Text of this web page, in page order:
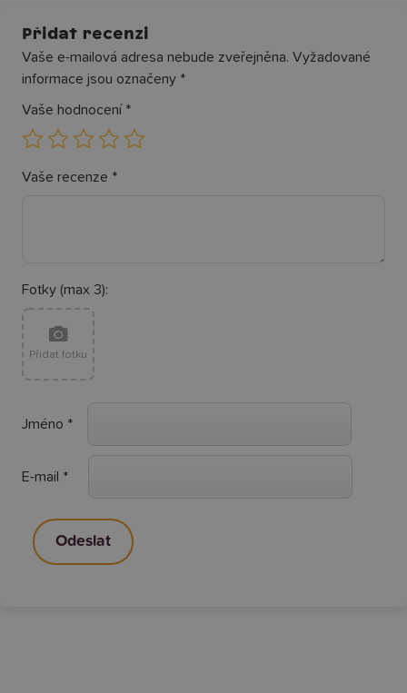
Přidat recenzi
Vaše e-mailová adresa nebude zveřejněna. Vyžadované
informace jsou označeny *
Vaše hodnocení *
Vaše recenze *
Fotky (max 3):
Přidat fotku
Jméno *
E-mail *